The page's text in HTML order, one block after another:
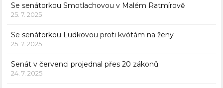
Se senátorkou Smotlachovou v Malém Ratmírově
25. 7. 2025
Se senátorkou Ludkovou proti kvótám na ženy
25. 7. 2025
Senát v červenci projednal přes 20 zákonů
24. 7. 2025